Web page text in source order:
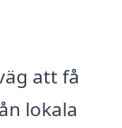
att få
lokala